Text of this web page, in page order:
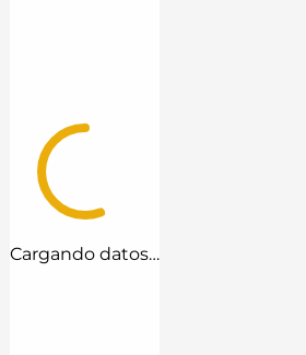
Cargando datos…